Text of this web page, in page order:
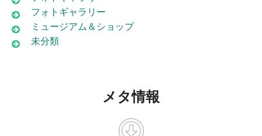
フォトギャラリー
ミュージアム＆ショップ
未分類
メタ情報